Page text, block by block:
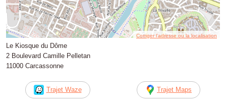
Corriger l’adresse ou la localisation
Le Kiosque du Dôme
2 Boulevard Camille Pelletan
11000 Carcassonne
Trajet Waze Trajet Maps